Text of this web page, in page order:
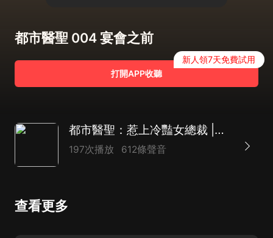
都市醫聖 004 宴會之前
打開APP收聽
新人領7天免費試用
都市醫聖：惹上冷豔女總裁 |多人有聲劇
197次播放 612條聲音
查看更多